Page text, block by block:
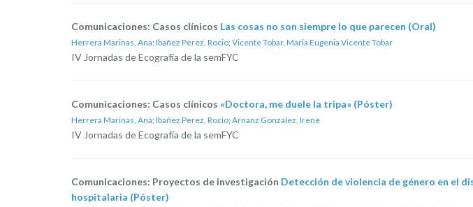
Comunicaciones: Casos clínicos Las cosas no son siempre lo que parecen (Oral)
Herrera Marinas, Ana; Ibañez Perez, Rocio; Vicente Tobar, Maria Eugenia Vicente Tobar
IV Jornadas de Ecografía de la semFYC
Comunicaciones: Casos clínicos «Doctora, me duele la tripa» (Póster)
Herrera Marinas, Ana; Ibañez Perez, Rocio; Arnanz Gonzalez, Irene
IV Jornadas de Ecografía de la semFYC
Comunicaciones: Proyectos de investigación Detección de violencia de género en el
hospitalaria (Póster)